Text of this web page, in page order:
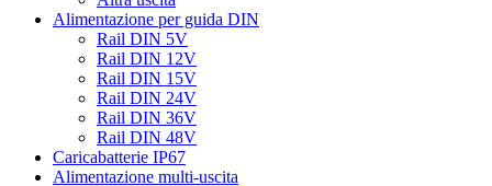
Alimentazione per guida DIN
Rail DIN 5V
Rail DIN 12V
Rail DIN 15V
Rail DIN 24V
Rail DIN 36V
Rail DIN 48V
Caricabatterie IP67
Alimentazione multi-uscita